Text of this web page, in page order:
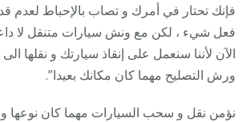
فإنك تحتار في أمرك و تصاب بالإحباط لعدم
فعل شيء ، لكن مع ونش سيارات متنقل لا
الآن لأننا سنعمل على إنقاذ سيارتك و نقلها الى
ورش التصليح مهما كان مكانك بعيدا”.
نؤمن نقل و سحب السيارات مهما كان نوعها و